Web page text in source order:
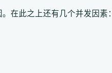
在此之上还有几个并发因素：